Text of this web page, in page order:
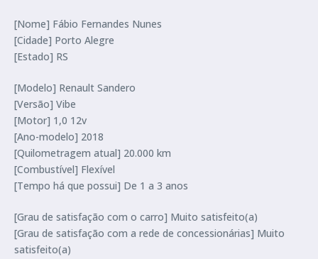
[Nome] Fábio Fernandes Nunes
[Cidade] Porto Alegre
[Estado] RS
[Modelo] Renault Sandero
[Versão] Vibe
[Motor] 1,0 12v
[Ano-modelo] 2018
[Quilometragem atual] 20.000 km
[Combustível] Flexível
[Tempo há que possui] De 1 a 3 anos
[Grau de satisfação com o carro] Muito satisfeito(a)
[Grau de satisfação com a rede de concessionárias] Muito
satisfeito(a)